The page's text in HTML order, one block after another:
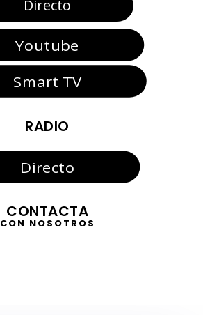
Directo
Youtube
Smart TV
RADIO
Directo
CONTACTA
CON NOSOTROS